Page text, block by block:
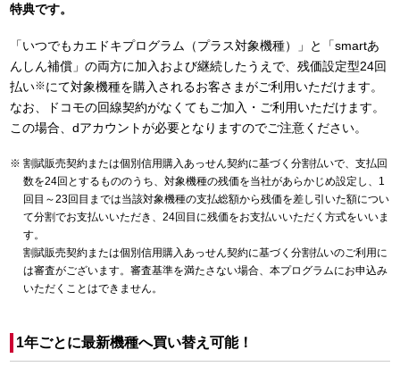
特典です。
「いつでもカエドキプログラム（プラス対象機種）」と「smartあ
んしん補償」の両方に加入および継続したうえで、残価設定型24回
払い※にて対象機種を購入されるお客さまがご利用いただけます。
なお、ドコモの回線契約がなくてもご加入・ご利用いただけます。
この場合、dアカウントが必要となりますのでご注意ください。
割賦販売契約または個別信用購入あっせん契約に基づく分割払いで、支払回
数を24回とするもののうち、対象機種の残価を当社があらかじめ設定し、1
回目～23回目までは当該対象機種の支払総額から残価を差し引いた額につい
て分割でお支払いいただき、24回目に残価をお支払いいただく方式をいいま
す。
割賦販売契約または個別信用購入あっせん契約に基づく分割払いのご利用に
は審査がございます。審査基準を満たさない場合、本プログラムにお申込み
いただくことはできません。
1年ごとに最新機種へ買い替え可能！